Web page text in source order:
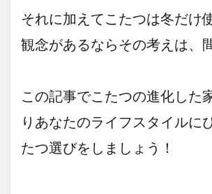
カヴ
ァー
スで
口コ
ミ評
価が
高く
「指
名買
それに加えてこたつは冬だけ
観念があるならその考えは、
この記事でこたつの進化した
りあなたのライフスタイルに
たつ選びをしましょう！